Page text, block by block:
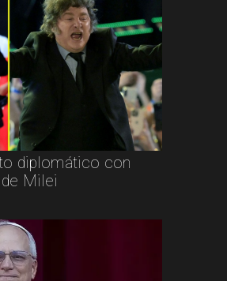
diplomático con
Milei